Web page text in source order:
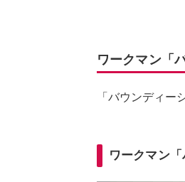
ワークマン「
「バウンディー
ワークマン